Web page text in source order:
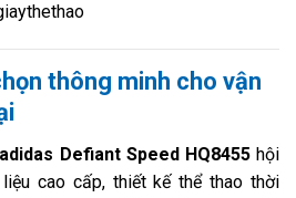
thông minh cho vận
Defiant Speed HQ8455hội
cao cấp, thiết kế thể thao thời